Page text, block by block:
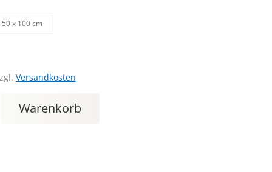
50 х 100 cm
Versandkosten
Warenkorb